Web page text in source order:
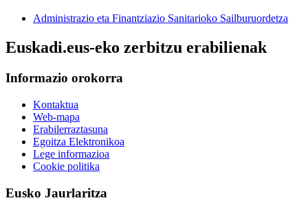
Administrazio eta Finantziazio Sanitarioko Sailburuordetza
Euskadi.eus-eko zerbitzu erabilienak
Informazio orokorra
Kontaktua
Web-mapa
Erabilerraztasuna
Egoitza Elektronikoa
Lege informazioa
Cookie politika
Eusko Jaurlaritza